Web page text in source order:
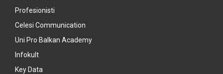
Profesionisti
Celesi Communication
Uni Pro Balkan Academy
Infokult
Key Data